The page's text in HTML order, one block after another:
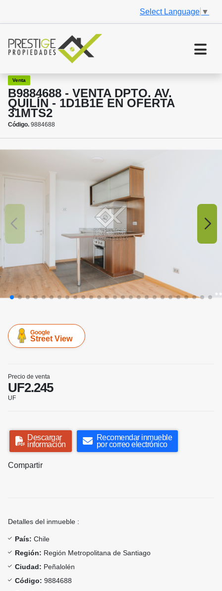
Select Language ▼
Venta
B9884688 - VENTA DPTO. AV.
QUILÍN - 1D1B1E EN OFERTA
31MTS2
Código. 9884688
Google
Street View
Precio de venta
UF2.245
UF
Descargar
información
Recomendar inmueble
por correo electrónico
Compartir
Detalles del inmueble :
País: Chile
Región: Región Metropolitana de Santiago
Ciudad: Peñalolén
Código: 9884688